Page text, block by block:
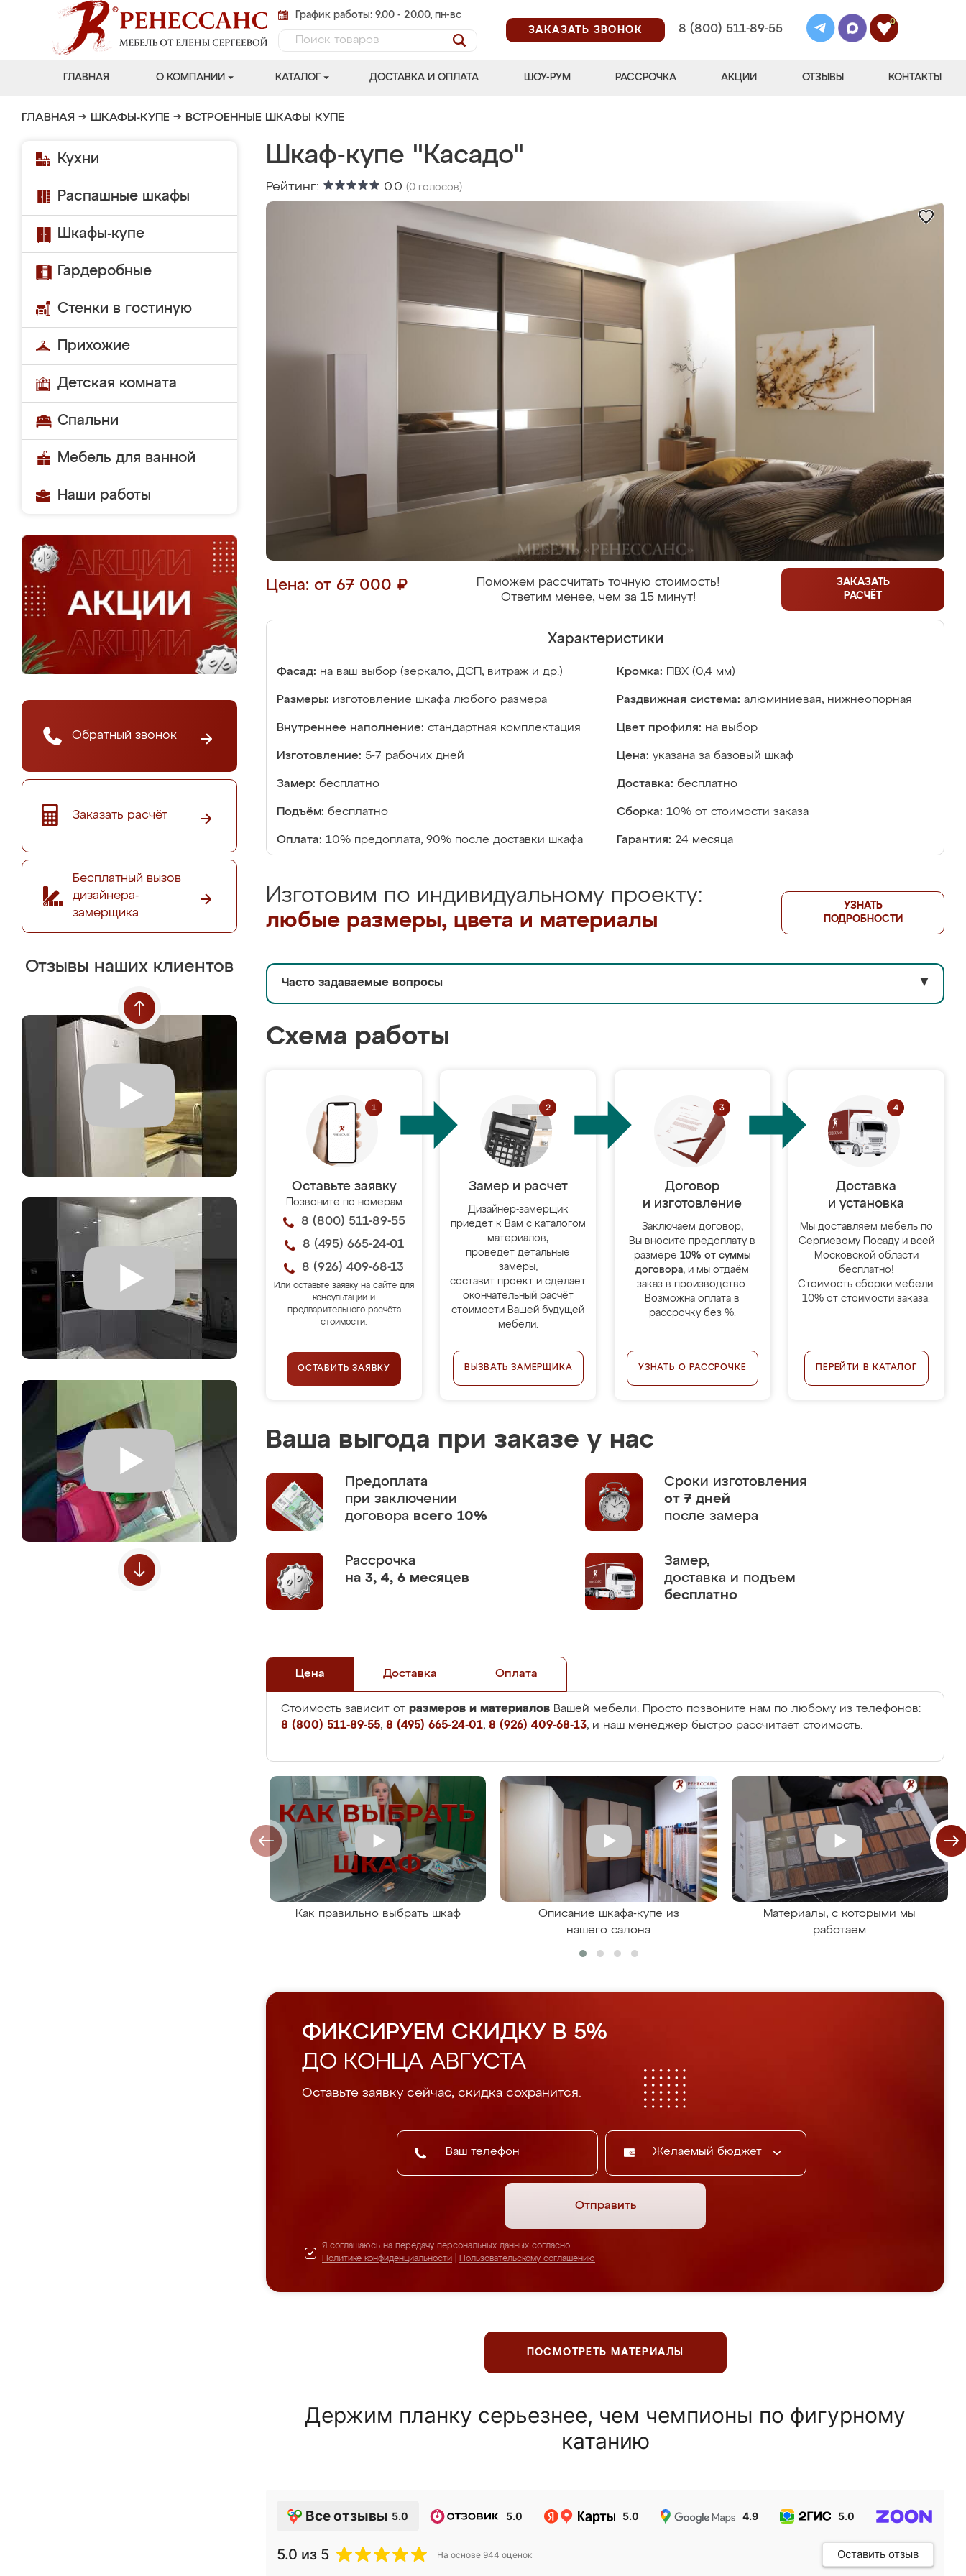
График работы: 9.00 - 20.00, пн-вс
ЗАКАЗАТЬ ЗВОНОК
8 (800) 511-89-55
0
ГЛАВНАЯ О КОМПАНИИ КАТАЛОГ ДОСТАВКА И ОПЛАТА ШОУ-РУМ РАССРОЧКА АКЦИИ ОТЗЫВЫ КОНТАКТЫ
ГЛАВНАЯ → ШКАФЫ-КУПЕ → ВСТРОЕННЫЕ ШКАФЫ КУПЕ
Кухни
Распашные шкафы
Шкафы-купе
Гардеробные
Стенки в гостиную
Прихожие
Детская комната
Спальни
Мебель для ванной
Наши работы
Обратный звонок
Заказать расчёт
Бесплатный вызов
дизайнера-
замерщика
Отзывы наших клиентов
Шкаф-купе "Касадо"
Рейтинг: 0.0 (0 голосов)
Цена: от 67 000 ₽
Поможем рассчитать точную стоимость!
Ответим менее, чем за 15 минут!
ЗАКАЗАТЬ
РАСЧЁТ
Характеристики
Фасад: на ваш выбор (зеркало, ДСП, витраж и др.) Кромка: ПВХ (0,4 мм)
Размеры: изготовление шкафа любого размера Раздвижная система: алюминиевая, нижнеопорная
Внутреннее наполнение: стандартная комплектация Цвет профиля: на выбор
Изготовление: 5-7 рабочих дней Цена: указана за базовый шкаф
Замер: бесплатно Доставка: бесплатно
Подъём: бесплатно Сборка: 10% от стоимости заказа
Оплата: 10% предоплата, 90% после доставки шкафа Гарантия: 24 месяца
Изготовим по индивидуальному проекту:
любые размеры, цвета и материалы
УЗНАТЬ
ПОДРОБНОСТИ
Часто задаваемые вопросы ▼
Схема работы
Оставьте заявку
Позвоните по номерам
8 (800) 511-89-55
8 (495) 665-24-01
8 (926) 409-68-13
Или оставьте заявку на сайте для
консультации и
предварительного расчёта
стоимости.
ОСТАВИТЬ ЗАЯВКУ
Замер и расчет
Дизайнер-замерщик
приедет к Вам с каталогом
материалов,
проведёт детальные
замеры,
составит проект и сделает
окончательный расчёт
стоимости Вашей будущей
мебели.
ВЫЗВАТЬ ЗАМЕРЩИКА
Договор
и изготовление
Заключаем договор,
Вы вносите предоплату в
размере 10% от суммы
договора, и мы отдаём
заказ в производство.
Возможна оплата в
рассрочку без %.
УЗНАТЬ О РАССРОЧКЕ
Доставка
и установка
Мы доставляем мебель по
Сергиевому Посаду и всей
Московской области
бесплатно!
Стоимость сборки мебели:
10% от стоимости заказа.
ПЕРЕЙТИ В КАТАЛОГ
Ваша выгода при заказе у нас
Предоплата
при заключении
договора всего 10%
Сроки изготовления
от 7 дней
после замера
Рассрочка
на 3, 4, 6 месяцев
Замер,
доставка и подъем
бесплатно
Цена Доставка Оплата
Стоимость зависит от размеров и материалов Вашей мебели. Просто позвоните нам по любому из телефонов:
8 (800) 511-89-55, 8 (495) 665-24-01, 8 (926) 409-68-13, и наш менеджер быстро рассчитает стоимость.
Как правильно выбрать шкаф
Описание шкафа-купе из
нашего салона
Материалы, с которыми мы
работаем
ФИКСИРУЕМ СКИДКУ В 5%
ДО КОНЦА АВГУСТА
Оставьте заявку сейчас, скидка сохранится.
Желаемый бюджет
Отправить
Я соглашаюсь на передачу персональных данных согласно
Политике конфиденциальности
Пользовательскому соглашению
ПОСМОТРЕТЬ МАТЕРИАЛЫ
Держим планку серьезнее, чем чемпионы по фигурному
катанию
Все отзывы 5.0 5.0 5.0 4.9 5.0
5.0 из 5 На основе 944 оценок Оставить отзыв